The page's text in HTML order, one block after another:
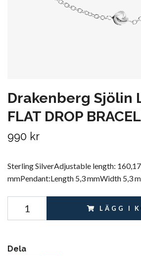
Drakenberg Sjölin
FLAT DROP
990 kr
Sterling SilverAdjustable length:
mmPendant:Length 5,3 mmWidth 5,3
LÄGG I
Dela